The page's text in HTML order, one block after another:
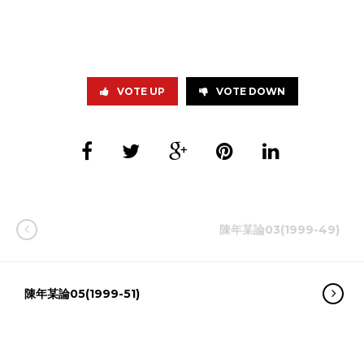
VOTE UP VOTE DOWN
陳年某論03(1999-49)
陳年某論05(1999-51)